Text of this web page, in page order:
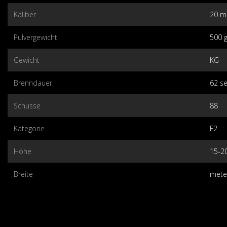
Kaliber 20
Pulvergewicht 500
Gewicht KG
Brenndauer 62
Schüsse 88
Kategorie F2
Höhe 15-
Breite